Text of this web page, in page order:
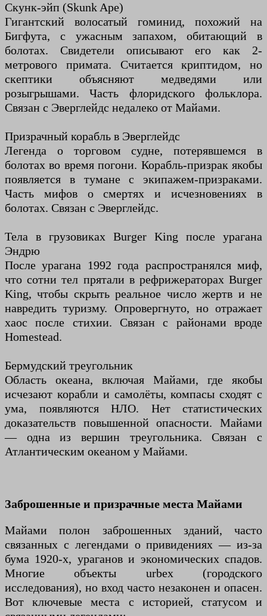
Скунк-эйп (Skunk Ape)
Гигантский волосатый гоминид, похожий на
Бигфута, с ужасным запахом, обитающий в
болотах. Свидетели описывают его как 2-
метрового примата. Считается криптидом, но
скептики объясняют медведями или
розыгрышами. Часть флоридского фольклора.
Связан с Эверглейдс недалеко от Майами.
Призрачный корабль в Эверглейдс
Легенда о торговом судне, потерявшемся в
болотах во время погони. Корабль-призрак якобы
появляется в тумане с экипажем-призраками.
Часть мифов о смертях и исчезновениях в
болотах. Связан с Эверглейдс.
Тела в грузовиках Burger King после урагана
Эндрю
После урагана 1992 года распространялся миф,
что сотни тел прятали в рефрижераторах Burger
King, чтобы скрыть реальное число жертв и не
навредить туризму. Опровергнуто, но отражает
хаос после стихии. Связан с районами вроде
Homestead.
Бермудский треугольник
Область океана, включая Майами, где якобы
исчезают корабли и самолёты, компасы сходят с
ума, появляются НЛО. Нет статистических
доказательств повышенной опасности. Майами
— одна из вершин треугольника. Связан с
Атлантическим океаном у Майами.
Заброшенные и призрачные места Майами
Майами полон заброшенных зданий, часто
связанных с легендами о привидениях — из-за
бума 1920-х, ураганов и экономических спадов.
Многие объекты urbex (городского
исследования), но вход часто незаконен и опасен.
Вот ключевые места с историей, статусом и